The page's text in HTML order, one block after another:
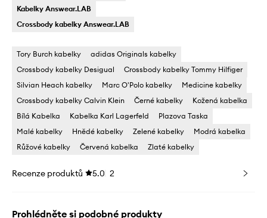
Kabelky Answear.LAB
Crossbody kabelky Answear.LAB
Tory Burch kabelky
adidas Originals kabelky
Crossbody kabelky Desigual
Crossbody kabelky Tommy Hilfiger
Silvian Heach kabelky
Marc O'Polo kabelky
Medicine kabelky
Crossbody kabelky Calvin Klein
Černé kabelky
Kožená kabelka
Bílá Kabelka
Kabelka Karl Lagerfeld
Plazova Taska
Malé kabelky
Hnědé kabelky Zelené kabelky
Modrá kabelka
Růžové kabelky
Červená kabelka Zlaté kabelky
Recenze produktů 5.0 2
Prohlédněte si podobné produkty